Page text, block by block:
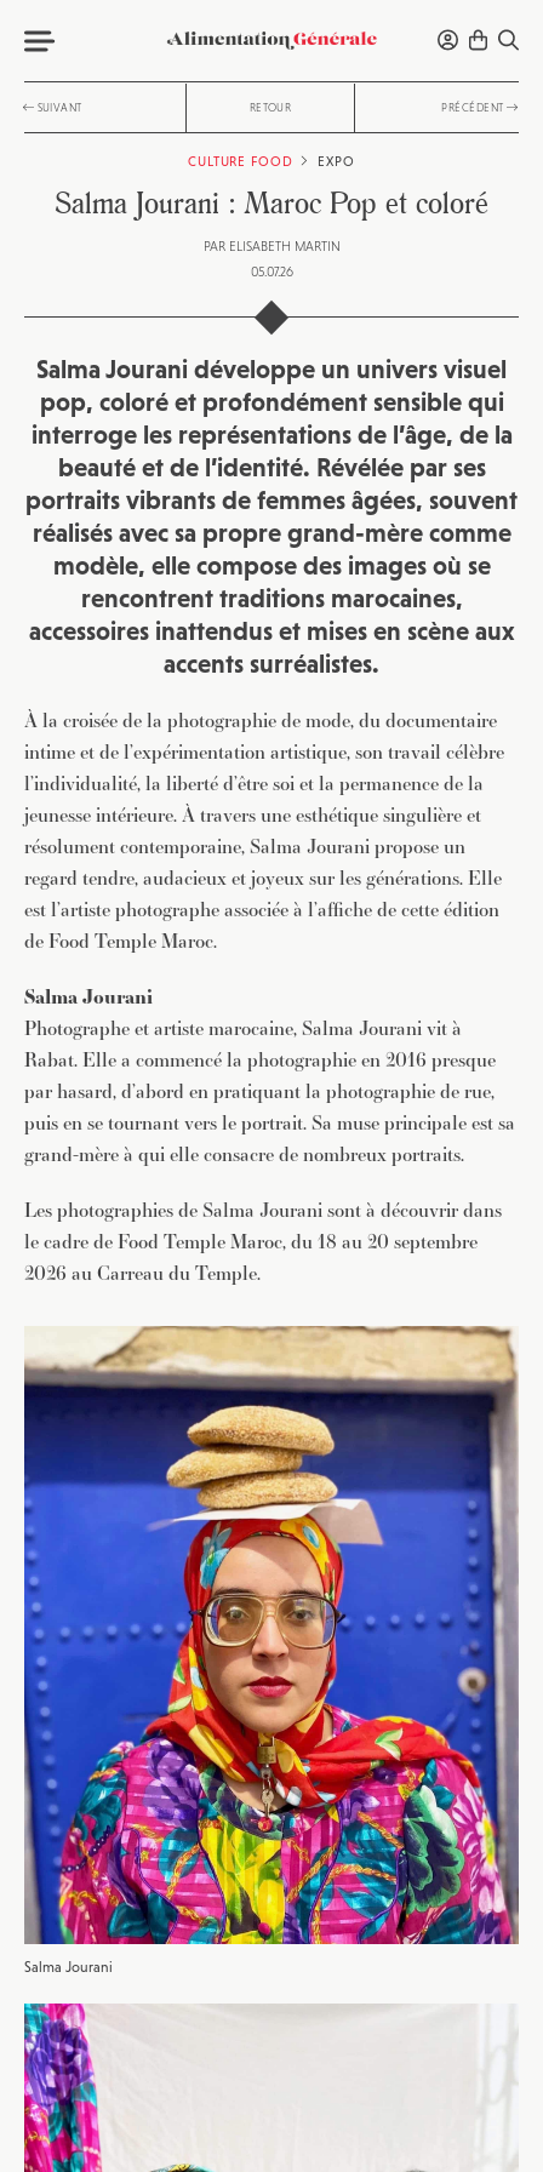
SUIVANT RETOUR PRÉCÉDENT
CULTURE FOOD EXPO
Salma Jourani : Maroc Pop et coloré
PAR ELISABETH MARTIN
05.07.26
Salma Jourani développe un univers visuel
pop, coloré et profondément sensible qui
interroge les représentations de l’âge, de la
beauté et de l’identité. Révélée par ses
portraits vibrants de femmes âgées, souvent
réalisés avec sa propre grand-mère comme
modèle, elle compose des images où se
rencontrent traditions marocaines,
accessoires inattendus et mises en scène aux
accents surréalistes.
À la croisée de la photographie de mode, du documentaire
intime et de l’expérimentation artistique, son travail célèbre
l’individualité, la liberté d’être soi et la permanence de la
jeunesse intérieure. À travers une esthétique singulière et
résolument contemporaine, Salma Jourani propose un
regard tendre, audacieux et joyeux sur les générations. Elle
est l’artiste photographe associée à l’affiche de cette édition
de Food Temple Maroc.
Salma Jourani
Photographe et artiste marocaine, Salma Jourani vit à
Rabat. Elle a commencé la photographie en 2016 presque
par hasard, d’abord en pratiquant la photographie de rue,
puis en se tournant vers le portrait. Sa muse principale est sa
grand-mère à qui elle consacre de nombreux portraits.
Les photographies de Salma Jourani sont à découvrir dans
le cadre de Food Temple Maroc, du 18 au 20 septembre
2026 au Carreau du Temple.
Salma Jourani